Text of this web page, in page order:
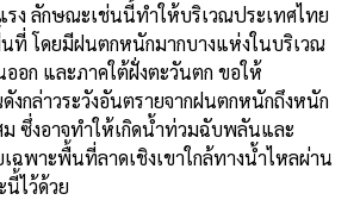
รง ลักษณะเช่นนี้ทำให้บริเวณประเทศไทย
โดยมีฝนตกหนักมากบางแห่งในบริเวณ
อก และภาคใต้ฝั่งตะวันตก ขอให้
งกล่าวระวังอันตรายจากฝนตกหนักถึงหนัก
ซึ่งอาจทำให้เกิดน้ำท่วมฉับพลันและ
ฉพาะพื้นที่ลาดเชิงเขาใกล้ทางน้ำไหลผ่าน
ไว้ด้วย